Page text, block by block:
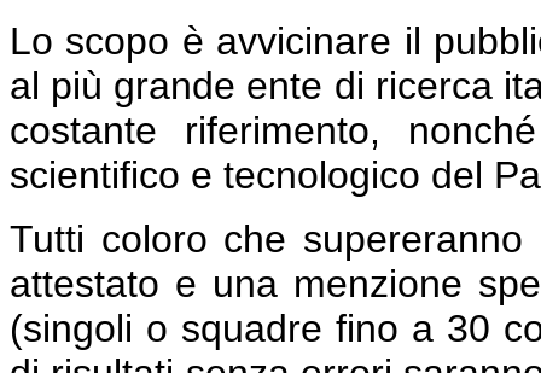
Lo scopo è avvicinare il
al più grande ente di ricerca
costante riferimento,
scientifico e tecnologico del
Tutti coloro che
attestato e una menzione
(singoli o squadre fino a 30